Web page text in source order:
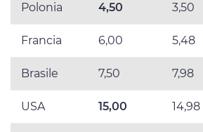
Polonia 4,50 3,50
Francia 6,00 5,48
Brasile 7,50 7,98
USA 15,00 14,98